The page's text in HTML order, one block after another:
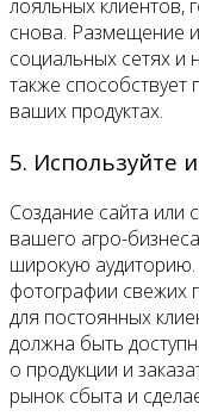
лояльных клиентов,
снова. Размещение
социальных сетях и
также
ваших продуктах.
5. Используйте
Создание сайта или
вашего агро-
широкую
фотографии свежих
для постоянных
должна быть
о продукции и
рынок сбыта и